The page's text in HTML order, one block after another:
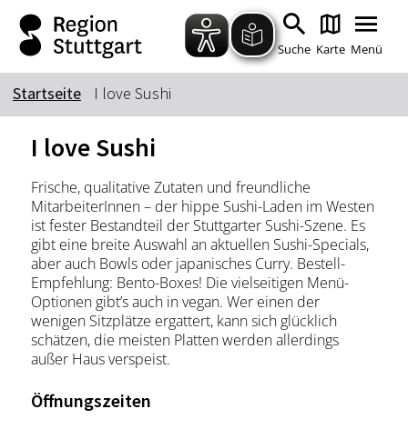
Zum Hauptinhalt springen
Zur Suche springen
Zur Hauptnavigation
Zum Footer springen
Suche Karte Menü
Suchbegriff
Das könnte Sie interessieren
Stadtführungen
Tickets
Citytour
Übernachtung
Erlebnisse
Essen & Trinken
Wein
Automobil
Kultur
Feste & Highlights
Startseite I love Sushi
I love Sushi
Frische, qualitative Zutaten und freundliche
MitarbeiterInnen – der hippe Sushi-Laden im Westen
ist fester Bestandteil der Stuttgarter Sushi-Szene. Es
gibt eine breite Auswahl an aktuellen Sushi-Specials,
aber auch Bowls oder japanisches Curry. Bestell-
Empfehlung: Bento-Boxes! Die vielseitigen Menü-
Optionen gibt’s auch in vegan. Wer einen der
wenigen Sitzplätze ergattert, kann sich glücklich
schätzen, die meisten Platten werden allerdings
außer Haus verspeist.
Öffnungszeiten